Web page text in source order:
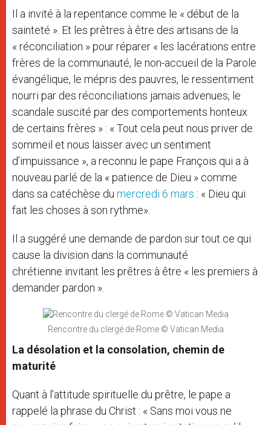
Il a invité à la repentance comme le « début de la
sainteté ». Et les prêtres à être des artisans de la
« réconciliation » pour réparer « les lacérations entre
frères de la communauté, le non-accueil de la Parole
évangélique, le mépris des pauvres, le ressentiment
nourri par des réconciliations jamais advenues, le
scandale suscité par des comportements honteux
de certains frères » : « Tout cela peut nous priver de
sommeil et nous laisser avec un sentiment
d’impuissance », a reconnu le pape François qui a à
nouveau parlé de la « patience de Dieu » comme
dans sa catéchèse du mercredi 6 mars : « Dieu qui
fait les choses à son rythme».
Il a suggéré une demande de pardon sur tout ce qui
cause la division dans la communauté
chrétienne invitant les prêtres à être « les premiers à
demander pardon ».
Rencontre du clergé de Rome © Vatican Media
La désolation et la consolation, chemin de
maturité
Quant à l’attitude spirituelle du prêtre, le pape a
rappelé la phrase du Christ : « Sans moi vous ne